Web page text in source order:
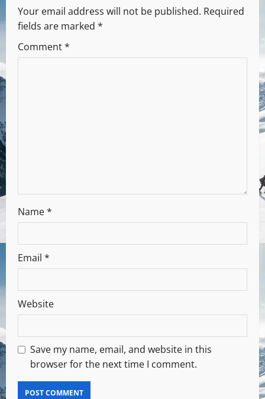
Your email address will not be published. Required
fields are marked *
Comment*
Name*
Email *
Website
Save my name, email, and website in this
browser for the next time I comment.